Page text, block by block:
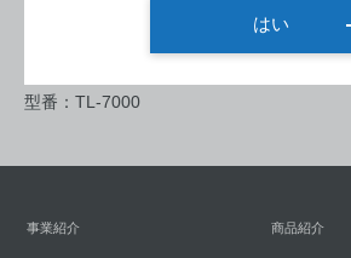
はい
型番：TL-7000
事業紹介 商品紹介